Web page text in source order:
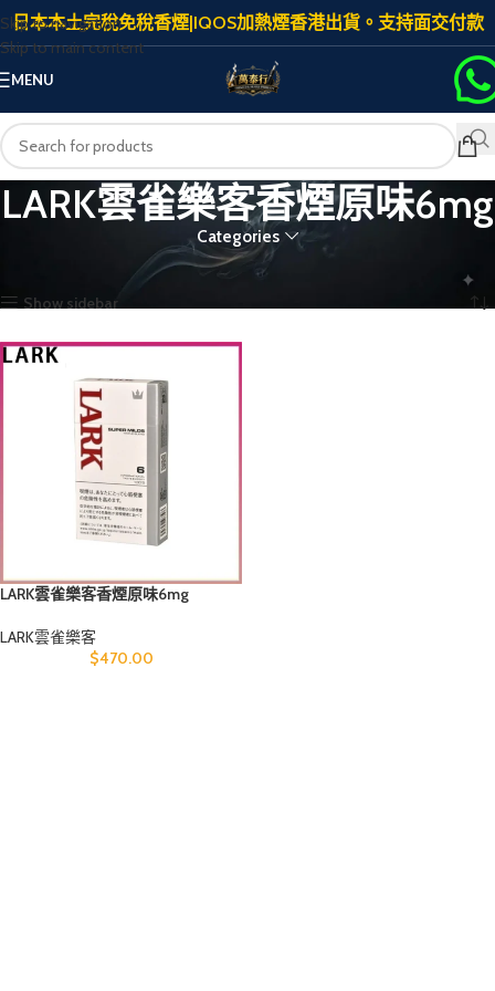
Skip to navigation
Skip to main content
日本本土完稅免稅香煙|IQOS加熱煙香港出貨。支持面交付款
MENU
LARK雲雀樂客香煙原味6mg
Categories
商品標籤為 “LARK雲雀樂客香煙原味6mg”
Show sidebar
LARK雲雀樂客香煙原味6mg
LARK雲雀樂客
$470.00